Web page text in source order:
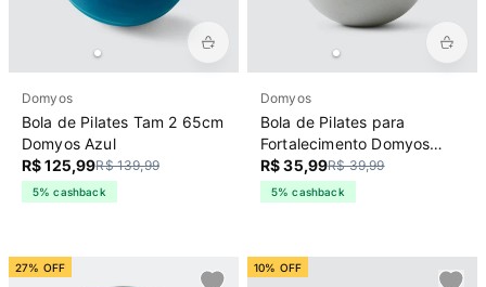
Domyos
Bola de Pilates Tam 2 65cm
Domyos Azul
R$ 125,99R$ 139,99
5% cashback
Domyos
Bola de Pilates para
Fortalecimento Domyos
Verde
R$ 35,99R$ 39,99
5% cashback
27% OFF 10% OFF